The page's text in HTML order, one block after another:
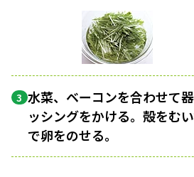
3 水菜、ベーコンを合わせて
ッシングをかける。殻をむ
で卵をのせる。